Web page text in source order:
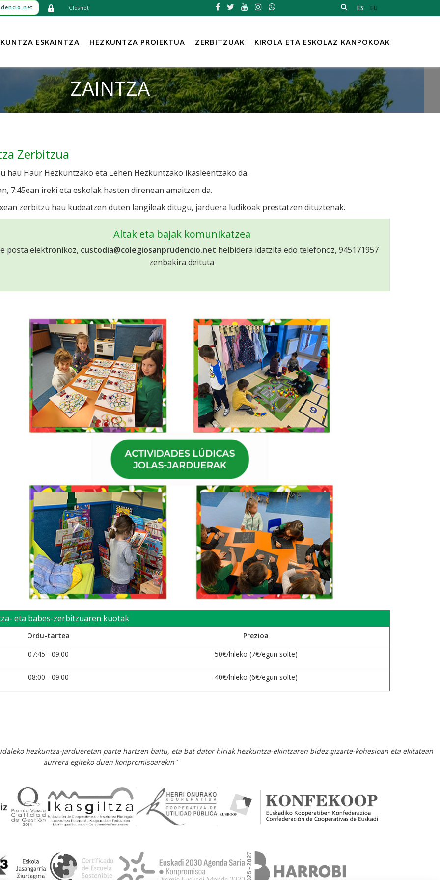
Closnet ES EU
ESKAINTZA HEZKUNTZA PROIEKTUA ZERBITZUAK KIROLA ETA ESKOLAZ KANPOKOAK
ZAINTZA
Zerbitzua
hau Haur Hezkuntzako eta Lehen Hezkuntzako ikasleentzako da.
7:45ean ireki eta eskolak hasten direnean amaitzen da.
zerbitzu hau kudeatzen duten langileak ditugu, jarduera ludikoak prestatzen dituztenak.
Altak eta bajak komunikatzea
posta elektronikoz, custodia@colegiosanprudencio.net helbidera idatzita edo telefonoz, 945171957
zenbakira deituta
eta babes-zerbitzuaren kuotak
Ordu-tartea
Prezioa
07:45 - 09:00
50€/hileko (7€/egun solte)
08:00 - 09:00 40€/hileko (6€/egun solte)
hezkuntza-jardueretan parte hartzen baitu, eta bat dator hiriak hezkuntza-ekintzaren bidez gizarte-kohesioan eta ekitatean
aurrera egiteko duen konpromisoarekin"